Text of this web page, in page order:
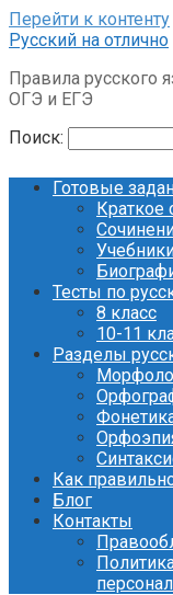
Перейти к контенту
Русский на отлично
Правила русского
ОГЭ и ЕГЭ
Поиск:
Готовые
Краткое
Тесты по
8 класс
10-11
Разделы
Как
Блог
Контакты